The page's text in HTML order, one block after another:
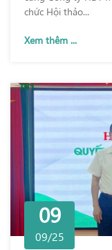
chức Hội thảo...
Xem thêm ...
09
09/25